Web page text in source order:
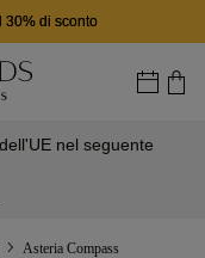
30% di sconto
nel seguente
Asteria Compass